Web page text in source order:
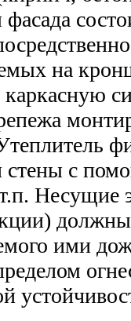
фасада
на
стены с
Несущие
ими